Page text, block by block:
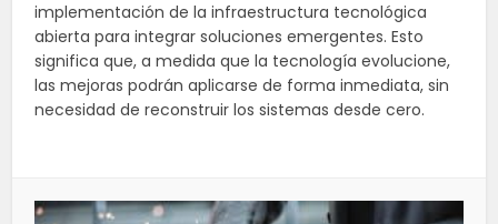
implementación de la infraestructura tecnológica
abierta para integrar soluciones emergentes. Esto
significa que, a medida que la tecnología evolucione,
las mejoras podrán aplicarse de forma inmediata, sin
necesidad de reconstruir los sistemas desde cero.